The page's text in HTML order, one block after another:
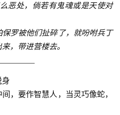
恶处，倘若有鬼魂或是天使对
罗被他们扯碎了，就吩咐兵丁
，带进营楼去。
，要作智慧人，当灵巧像蛇，